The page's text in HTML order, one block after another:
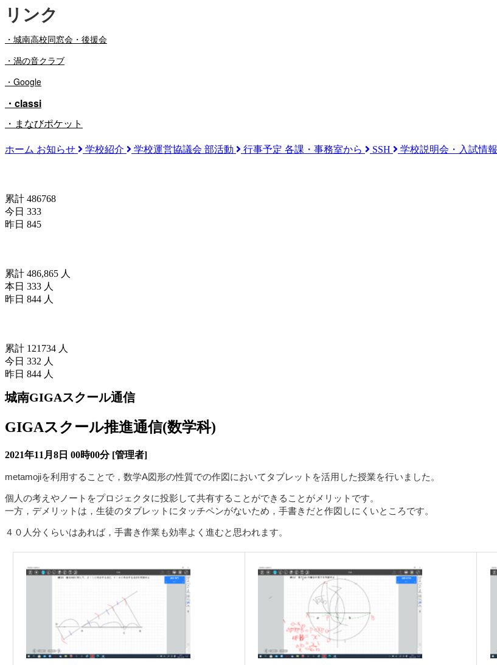
リンク
・ 城南高校同窓会・後援会
・渦の音クラブ
・Google
・classi
・まなびポケット
ホーム お知らせ 学校紹介 学校運営協議会 部活動 行事予定 各課・事務室から SSH 学校説明会・入試情報
累計 486768
今日 333
昨日 845
累計 486,865 人
本日 333 人
昨日 844 人
累計 121734 人
今日 332 人
昨日 844 人
城南GIGAスクール通信
GIGAスクール推進通信(数学科)
2021年11月8日 00時00分 [管理者]
metamojiを利用することで，数学A図形の性質での作図においてタブレットを活用した授業を行いました。
個人の考えやノートをプロジェクタに投影して共有することができることがメリットです。
一方，デメリットは，生徒のタブレットにタッチペンがないため，手書きだと作図しにくいところです。
４０人分くらいはあれば，手書き作業も効率よく進むと思われます。